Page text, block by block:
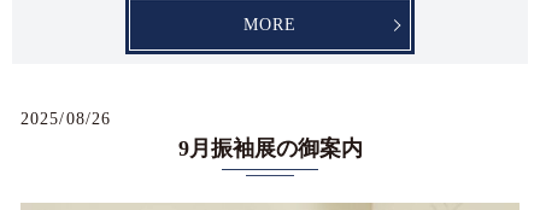
MORE
2025/08/26
9月振袖展の御案内